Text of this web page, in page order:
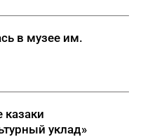
в музее им.
казаки
уклад»